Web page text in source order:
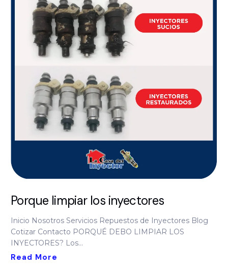
Porque limpiar los inyectores
Inicio Nosotros Servicios Repuestos de Inyectores Blog
Cotizar Contacto PORQUÉ DEBO LIMPIAR LOS
INYECTORES? Los...
Read More